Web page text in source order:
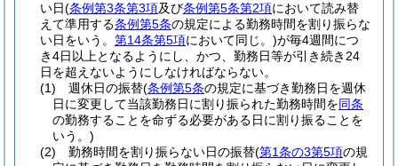
い日(条例第3条第3項及び条例第5条第2項において読み替
えて準用する条例第5条の規定による勤務時間を割り振らな
い日をいう。 第14条第5項において同じ。)が毎4週間につ
き4日以上となるようにし、かつ、勤務日等が引き続き24
日を超えないようにしなければならない。
(1)
週休日の振替(条例第5条の規定に基づき勤務日を週休
日に変更して当該勤務日に割り振られた勤務時間を同条
の勤務することを命ずる必要がある日に割り振ることを
いう。)
(2)
勤務時間を割り振らない日の振替(第1条の3第5項の規